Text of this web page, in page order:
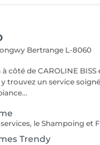
Bertrange L-8060
BISS et vis-â-vis de RIVER
Trendy